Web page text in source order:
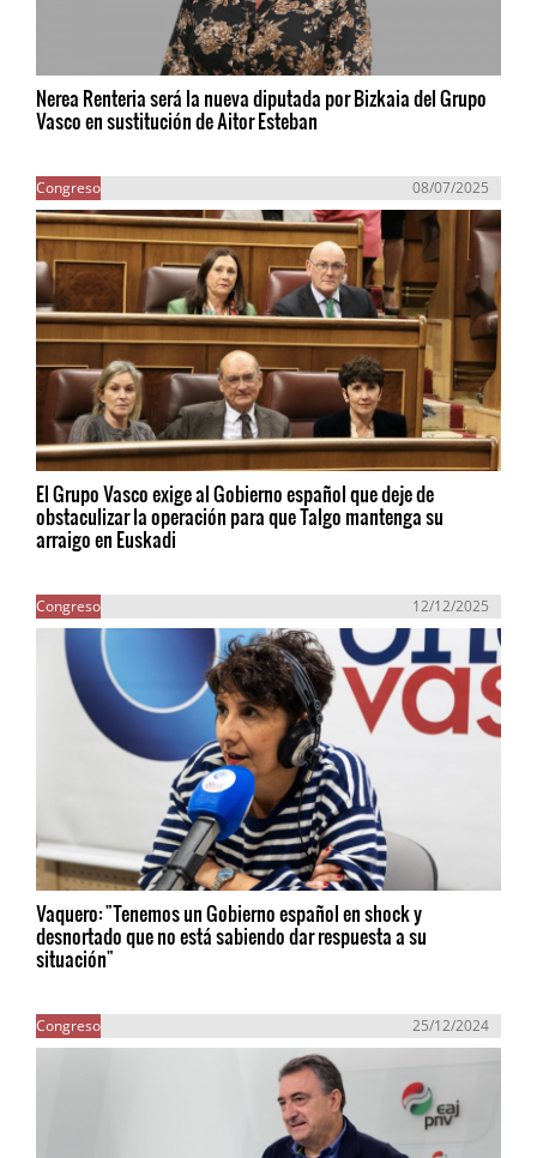
Nerea Renteria será la nueva diputada por Bizkaia del Grupo
Vasco en sustitución de Aitor Esteban
Congreso 08/07/2025
El Grupo Vasco exige al Gobierno español que deje de
obstaculizar la operación para que Talgo mantenga su
arraigo en Euskadi
Congreso 12/12/2025
Vaquero: "Tenemos un Gobierno español en shock y
desnortado que no está sabiendo dar respuesta a su
situación"
Congreso 25/12/2024